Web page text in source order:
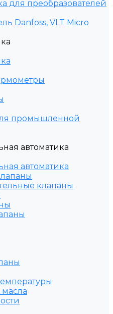
для преобразователей
Danfoss, VLT Micro
промышленной
автоматика
автоматика
клапаны